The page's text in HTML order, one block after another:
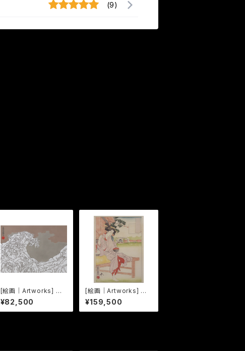
(9)
[絵画｜Artworks] 三
十三応現身波図 -明日
への精神- 16
¥82,500
[絵画｜Artworks] 平
成二十六年 祭る
¥159,500